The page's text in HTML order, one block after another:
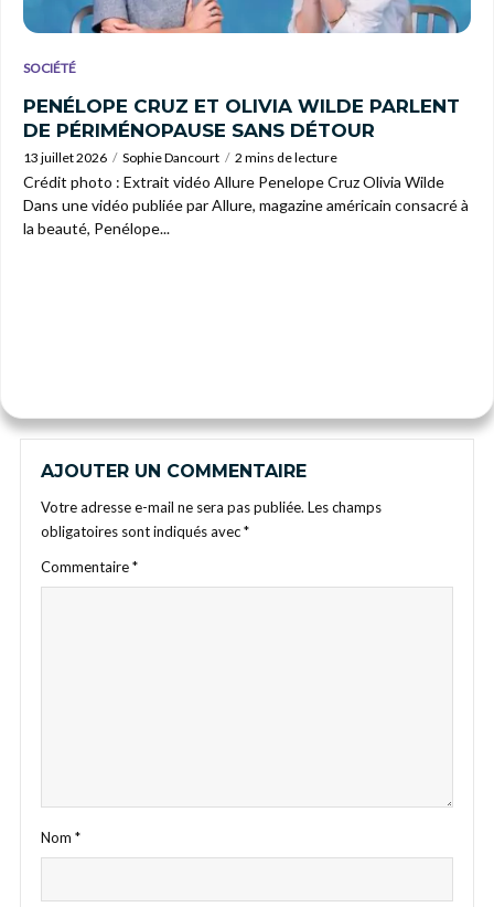
SOCIÉTÉ
PENÉLOPE CRUZ ET OLIVIA WILDE PARLENT
DE PÉRIMÉNOPAUSE SANS DÉTOUR
13 juillet 2026 Sophie Dancourt 2 mins de lecture
Crédit photo : Extrait vidéo Allure Penelope Cruz Olivia Wilde
Dans une vidéo publiée par Allure, magazine américain consacré à
la beauté, Penélope...
AJOUTER UN COMMENTAIRE
Votre adresse e-mail ne sera pas publiée. Les champs
obligatoires sont indiqués avec*
Commentaire*
Nom *